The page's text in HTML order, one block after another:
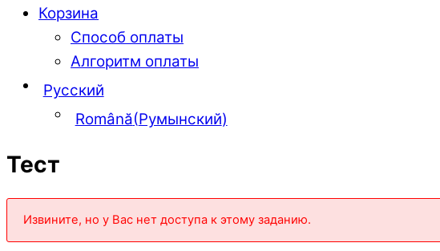
Корзина
Способ оплаты
Алгоритм оплаты
Русский
Română(Румынский)
Тест
Извините, но у Вас нет доступа к этому заданию.